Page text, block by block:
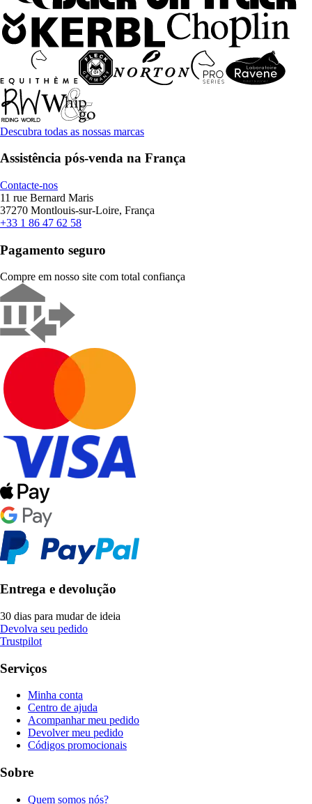
Descubra todas as nossas marcas
Assistência pós-venda na França
Contacte-nos
11 rue Bernard Maris
37270 Montlouis-sur-Loire, França
+33 1 86 47 62 58
Pagamento seguro
Compre em nosso site com total confiança
Entrega e devolução
30 dias para mudar de ideia
Devolva seu pedido
Trustpilot
Serviços
Minha conta
Centro de ajuda
Acompanhar meu pedido
Devolver meu pedido
Códigos promocionais
Sobre
Quem somos nós?